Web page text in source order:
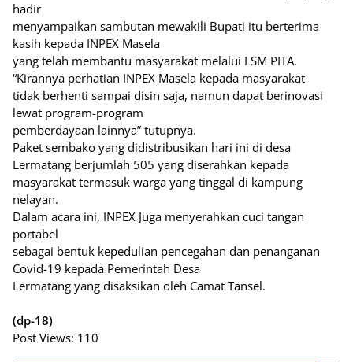
hadir
menyampaikan sambutan mewakili Bupati itu berterima
kasih kepada INPEX Masela
yang telah membantu masyarakat melalui LSM PITA.
“Kirannya perhatian INPEX Masela kepada masyarakat
tidak berhenti sampai disin saja, namun dapat berinovasi
lewat program-program
pemberdayaan lainnya” tutupnya.
Paket sembako yang didistribusikan hari ini di desa
Lermatang berjumlah 505 yang diserahkan kepada
masyarakat termasuk warga yang tinggal di kampung
nelayan.
Dalam acara ini, INPEX Juga menyerahkan cuci tangan
portabel
sebagai bentuk kepedulian pencegahan dan penanganan
Covid-19 kepada Pemerintah Desa
Lermatang yang disaksikan oleh Camat Tansel.
(dp-18)
Post Views: 110